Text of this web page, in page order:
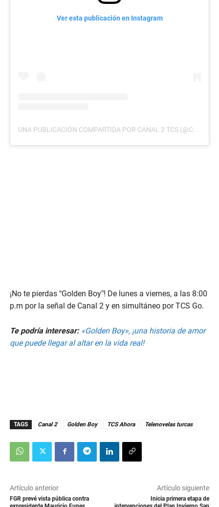
Ver esta publicación en Instagram
UNA PUBLICACIÓN COMPARTIDA POR CANAL 2 TCS (@CANAL2TCS)
¡No te pierdas “Golden Boy”! De lunes a viernes, a las 8:00
p.m por la señal de Canal 2 y en simultáneo por TCS Go.
Te podría interesar: «Golden Boy», ¡una historia de amor
que puede llegar al altar en la vida real!
TAGS Canal 2 Golden Boy TCS Ahora Telenovelas turcas
Artículo anterior
FGR prevé vista pública contra
Artículo siguiente
Inicia primera etapa de